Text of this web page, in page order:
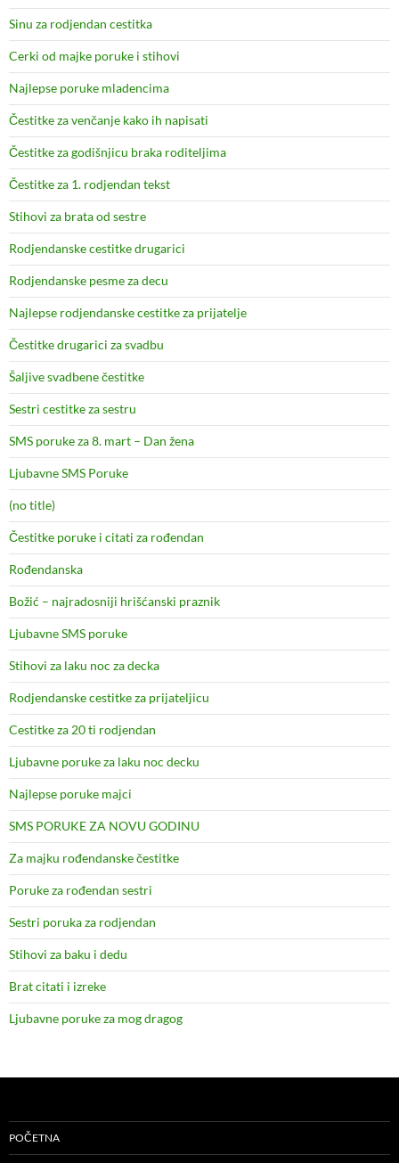
Sinu za rodjendan cestitka
Cerki od majke poruke i stihovi
Najlepse poruke mladencima
Čestitke za venčanje kako ih napisati
Čestitke za godišnjicu braka roditeljima
Čestitke za 1. rodjendan tekst
Stihovi za brata od sestre
Rodjendanske cestitke drugarici
Rodjendanske pesme za decu
Najlepse rodjendanske cestitke za prijatelje
Čestitke drugarici za svadbu
Šaljive svadbene čestitke
Sestri cestitke za sestru
SMS poruke za 8. mart – Dan žena
Ljubavne SMS Poruke
(no title)
Čestitke poruke i citati za rođendan
Rođendanska
Božić – najradosniji hrišćanski praznik
Ljubavne SMS poruke
Stihovi za laku noc za decka
Rodjendanske cestitke za prijateljicu
Cestitke za 20 ti rodjendan
Ljubavne poruke za laku noc decku
Najlepse poruke majci
SMS PORUKE ZA NOVU GODINU
Za majku rođendanske čestitke
Poruke za rođendan sestri
Sestri poruka za rodjendan
Stihovi za baku i dedu
Brat citati i izreke
Ljubavne poruke za mog dragog
POČETNA